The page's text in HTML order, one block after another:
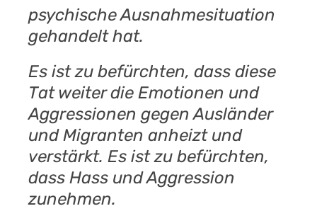
psychische Ausnahmesituation
gehandelt hat.
Es ist zu befürchten, dass diese
Tat weiter die Emotionen und
Aggressionen gegen Ausländer
und Migranten anheizt und
verstärkt. Es ist zu befürchten,
dass Hass und Aggression
zunehmen.